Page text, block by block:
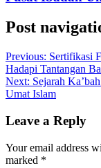
Post
Previous: Sertifikasi
Hadapi Tantangan
Next: Sejarah
Umat Islam
Leave a Reply
Your email address
marked *